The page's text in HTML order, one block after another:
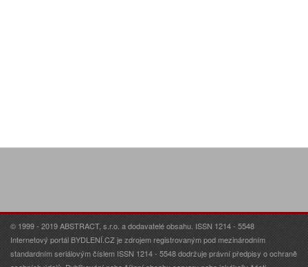
© 1999 - 2019 ABSTRACT, s.r.o. a dodavatelé obsahu. ISSN 1214 - 5548
Internetový portál BYDLENÍ.CZ je zdrojem registrovaným pod mezinárodním
standardním seriálovým číslem ISSN 1214 - 5548 dodržuje právní předpisy o ochraně